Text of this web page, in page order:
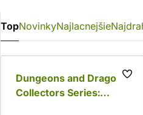
TopNovinkyNajlacnejšie
Dungeons and Dragons
Collectors Series: